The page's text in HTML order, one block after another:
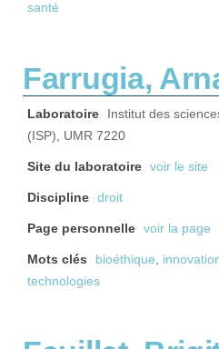
santé
Farrugia,
Laboratoire
Institut des
(ISP), UMR 7220
Site du laboratoire voir le site
Discipline droit
Page personnelle voir la page
Mots clés bioéthique,
technologies